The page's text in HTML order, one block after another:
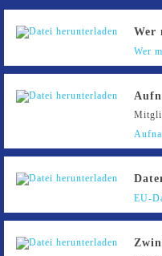
Wer
Wer
EU-